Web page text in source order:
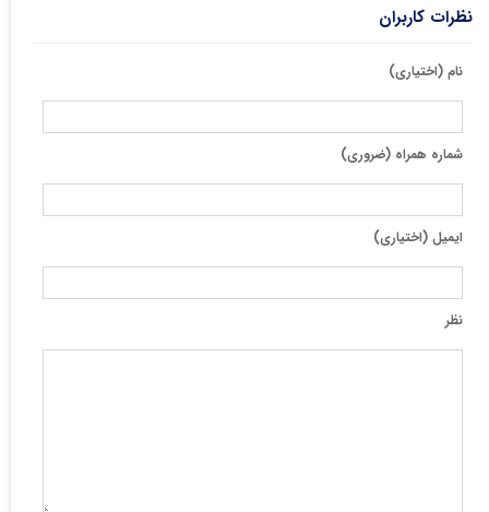
نظرات کاربران
نام (اختیاری)
شماره همراه (ضروری)
ایمیل (اختیاری)
نظر